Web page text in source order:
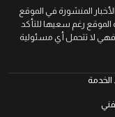
المنشورة في الموقع
رغم سعيها للتأكد
لا تتحمل أي مسئولية